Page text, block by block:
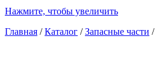
Нажмите, чтобы увеличить
Главная /Каталог /Запасные части /